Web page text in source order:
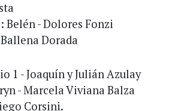
Belén - Dolores Fonzi
Dorada
1 - Joaquín y Julián Azulay
- Marcela Viviana Balza
Corsini.